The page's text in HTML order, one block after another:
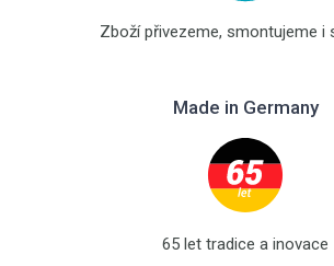
Zboží přivezeme, smontujeme i
Made in Germany
65 let tradice a inovace